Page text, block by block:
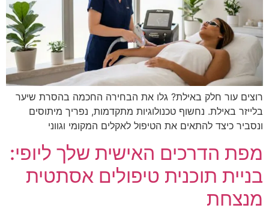
רוצים עור חלק באילת? גלו את הבחירה החכמה בהסרת שיער
בלייזר באילת. נחשוף טכנולוגיות מתקדמות, נפריך מיתוסים
ונסביר כיצד להתאים את הטיפול לאקלים המקומי וגווני
מפת הדרכים האישית שלך ליופי:
בניית תוכנית טיפולים אסתטית
מנצחת